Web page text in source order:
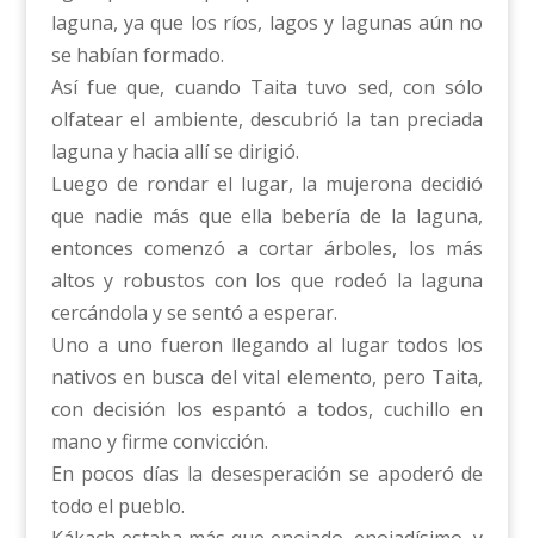
laguna, ya que los ríos, lagos y lagunas aún no
se habían formado.
Así fue que, cuando Taita tuvo sed, con sólo
olfatear el ambiente, descubrió la tan preciada
laguna y hacia allí se dirigió.
Luego de rondar el lugar, la mujerona decidió
que nadie más que ella bebería de la laguna,
entonces comenzó a cortar árboles, los más
altos y robustos con los que rodeó la laguna
cercándola y se sentó a esperar.
Uno a uno fueron llegando al lugar todos los
nativos en busca del vital elemento, pero Taita,
con decisión los espantó a todos, cuchillo en
mano y firme convicción.
En pocos días la desesperación se apoderó de
todo el pueblo.